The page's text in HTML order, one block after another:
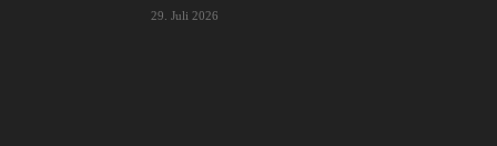
29. Juli 2026